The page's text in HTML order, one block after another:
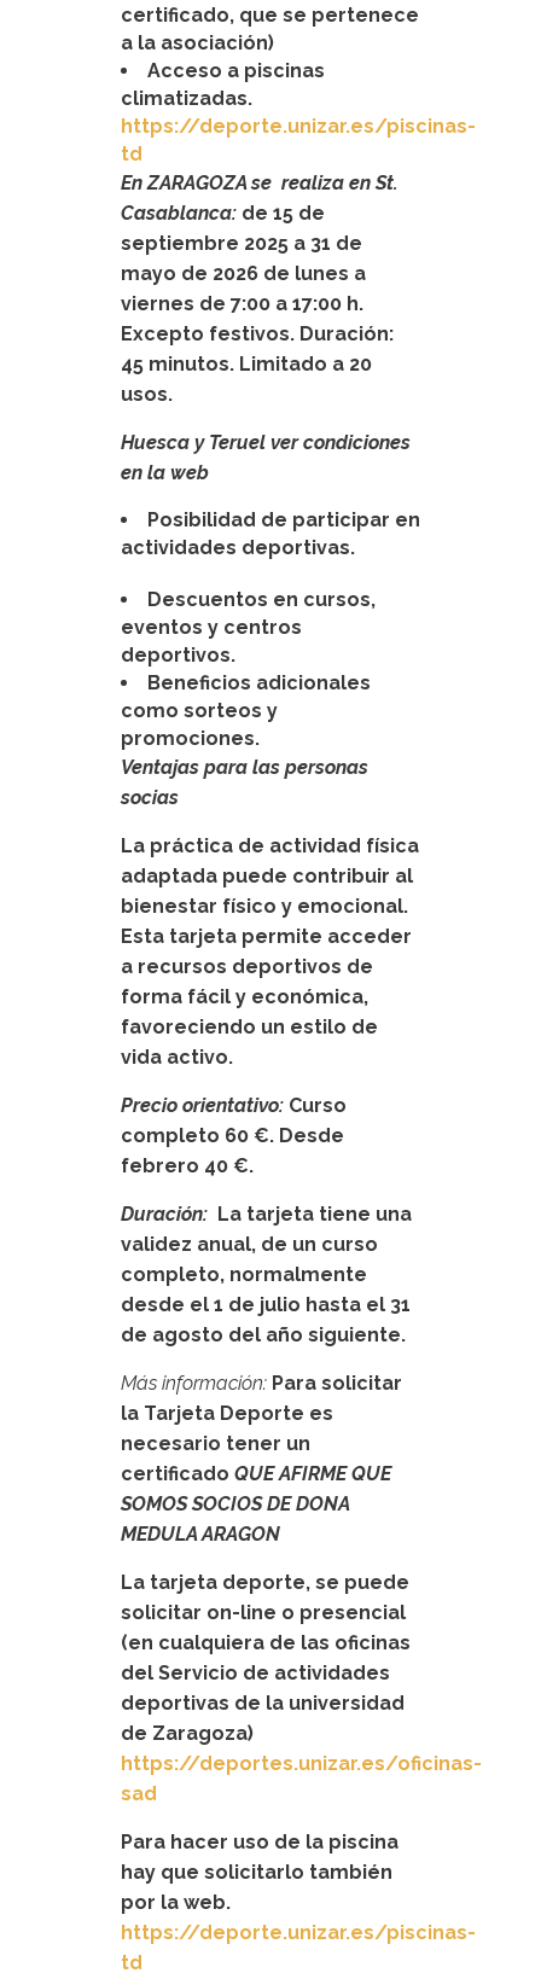
certificado, que se pertenece
a la asociación)
Acceso a piscinas
climatizadas.
https://deporte.unizar.es/piscinas-
td
En ZARAGOZA se realiza en St.
Casablanca: de 15 de
septiembre 2025 a 31 de
mayo de 2026 de lunes a
viernes de 7:00 a 17:00 h.
Excepto festivos. Duración:
45 minutos. Limitado a 20
usos.
Huesca y Teruel ver condiciones
en la web
Posibilidad de participar en
actividades deportivas.
Descuentos en cursos,
eventos y centros
deportivos.
Beneficios adicionales
como sorteos y
promociones.
Ventajas para las personas
socias
La práctica de actividad física
adaptada puede contribuir al
bienestar físico y emocional.
Esta tarjeta permite acceder
a recursos deportivos de
forma fácil y económica,
favoreciendo un estilo de
vida activo.
Precio orientativo: Curso
completo 60 €. Desde
febrero 40 €.
Duración: La tarjeta tiene una
validez anual, de un curso
completo, normalmente
desde el 1 de julio hasta el 31
de agosto del año siguiente.
Más información: Para solicitar
la Tarjeta Deporte es
necesario tener un
certificado QUE AFIRME QUE
SOMOS SOCIOS DE DONA
MEDULA ARAGON
La tarjeta deporte, se puede
solicitar on-line o presencial
(en cualquiera de las oficinas
del Servicio de actividades
deportivas de la universidad
de Zaragoza)
https://deportes.unizar.es/oficinas-
sad
Para hacer uso de la piscina
hay que solicitarlo también
por la web.
https://deporte.unizar.es/piscinas-
td